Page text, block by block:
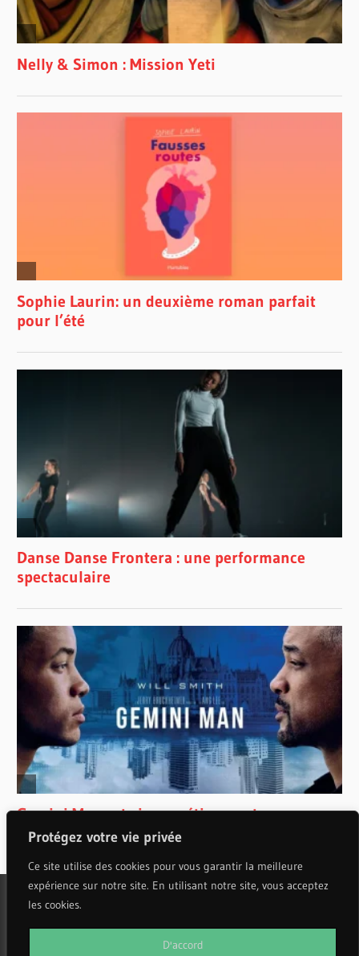
Protégez votre vie privée
Ce site utilise des cookies pour vous garantir la meilleure
expérience sur notre site. En utilisant notre site, vous acceptez
les cookies.
D'accord
WordPress Theme: Wellington by ThemeZee.